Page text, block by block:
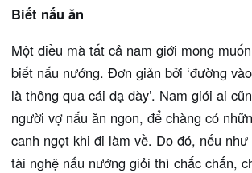
Biết nấu ăn
Một điều mà tất cả nam giới mong
biết nấu nướng. Đơn giản bởi ‘đường
là thông qua cái dạ dày’. Nam giới ai
người vợ nấu ăn ngon, để chàng có
canh ngọt khi đi làm về. Do đó, nếu
tài nghệ nấu nướng giỏi thì chắc chắn,